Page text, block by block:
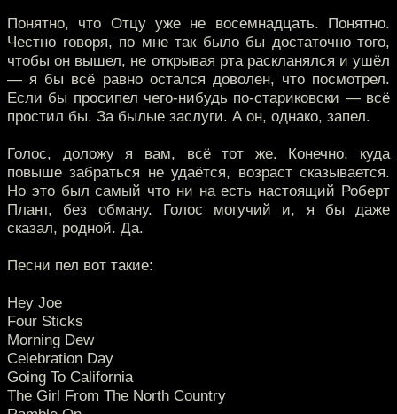
Понятно, что Отцу уже не восемнадцать. Понятно.
Честно говоря, по мне так было бы достаточно того,
чтобы он вышел, не открывая рта раскланялся и ушёл
— я бы всё равно остался доволен, что посмотрел.
Если бы просипел чего-нибудь по-стариковски — всё
простил бы. За былые заслуги. А он, однако, запел.
Голос, доложу я вам, всё тот же. Конечно, куда
повыше забраться не удаётся, возраст сказывается.
Но это был самый что ни на есть настоящий Роберт
Плант, без обману. Голос могучий и, я бы даже
сказал, родной. Да.
Песни пел вот такие:
Hey Joe
Four Sticks
Morning Dew
Celebration Day
Going To California
The Girl From The North Country